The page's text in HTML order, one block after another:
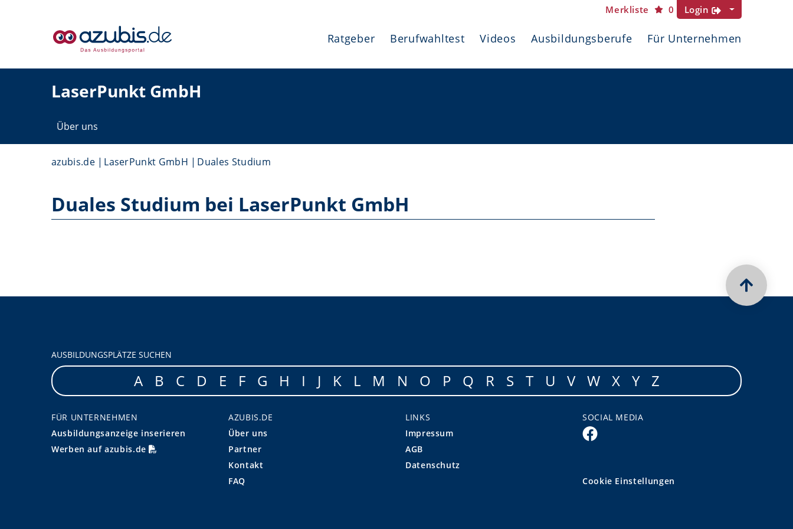
Merkliste 0 Login
Ratgeber Berufwahltest Videos Ausbildungsberufe Für Unternehmen
LaserPunkt GmbH
Über uns
azubis.de LaserPunkt GmbH Duales Studium
Duales Studium bei LaserPunkt GmbH
AUSBILDUNGSPLÄTZE SUCHEN
A B C D E F G H I J K L M N O P Q R S T U V W X Y Z
FÜR UNTERNEHMEN
Ausbildungsanzeige inserieren
Werben auf azubis.de
AZUBIS.DE
Über uns
Partner
Kontakt
FAQ
LINKS
Impressum
AGB
Datenschutz
SOCIAL MEDIA
Cookie Einstellungen